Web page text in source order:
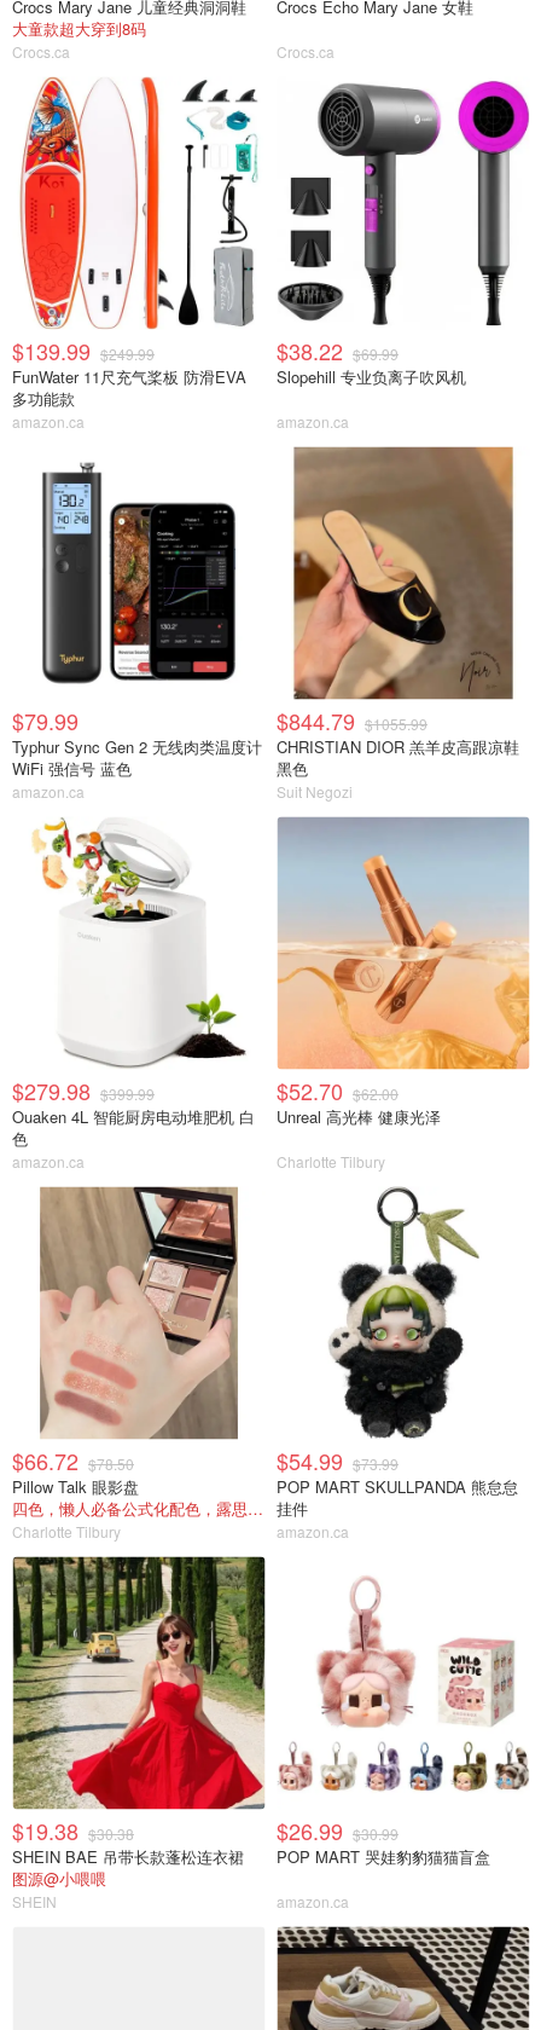
Crocs Mary Jane 儿童经典洞洞鞋
大童款超大穿到8码
Crocs.ca
Crocs Echo Mary Jane 女鞋
Crocs.ca
$139.99 $249.99
FunWater 11尺充气桨板 防滑EVA
多功能款
amazon.ca
$38.22 $69.99
Slopehill 专业负离子吹风机
amazon.ca
$79.99
Typhur Sync Gen 2 无线肉类温度计
WiFi 强信号 蓝色
amazon.ca
$844.79 $1055.99
CHRISTIAN DIOR 羔羊皮高跟凉鞋
黑色
Suit Negozi
$279.98 $399.99
Ouaken 4L 智能厨房电动堆肥机 白
色
amazon.ca
$52.70 $62.00
Unreal 高光棒 健康光泽
Charlotte Tilbury
$66.72 $78.50
Pillow Talk 眼影盘
四色，懒人必备公式化配色，露思超爱！
Charlotte Tilbury
$54.99 $73.99
POP MART SKULLPANDA 熊怠怠
挂件
amazon.ca
$19.38 $30.38
SHEIN BAE 吊带长款蓬松连衣裙
图源@小喂喂
SHEIN
$26.99 $30.99
POP MART 哭娃豹豹猫猫盲盒
amazon.ca